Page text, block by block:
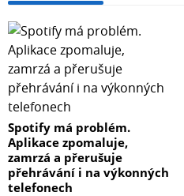
Spotify má problém.
Aplikace zpomaluje,
zamrzá a přerušuje
přehrávání i na výkonných
telefonech